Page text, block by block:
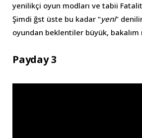
yenilikçi oyun modları ve tabii
Şimdi ğst üste bu kadar “yeni”
oyundan beklentiler büyük, bakalım
Payday 3